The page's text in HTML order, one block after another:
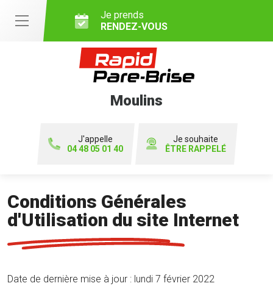
Je prends
RENDEZ-VOUS
Moulins
J'appelle
04 48 05 01 40
Je souhaite
ÊTRE RAPPELÉ
Conditions Générales
d'Utilisation du site Internet
Date de dernière mise à jour : lundi 7 février 2022